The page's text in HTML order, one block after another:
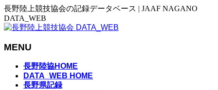
長野陸上競技協会の記録データベース | JAAF NAGANO
DATA_WEB
MENU
長野陸協HOME
DATA_WEB HOME
長野県記録